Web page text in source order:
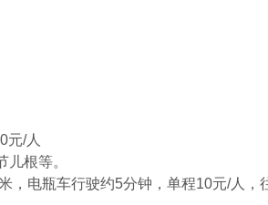
元/人
根等。
，电瓶车行驶约5分钟，单程10元/人，